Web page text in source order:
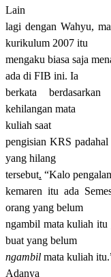
Lain
lagi dengan Wahyu,
kurikulum 2007 itu
mengaku biasa saja
ada di FIB ini. Ia
berkata berdasarkan
kehilangan mata
kuliah saat
pengisian KRS
yang hilang
tersebut. “Kalo
kemaren itu ada
orang yang belum
ngambil mata kuliah itu
buat yang belum
ngambil mata kuliah
Adanya